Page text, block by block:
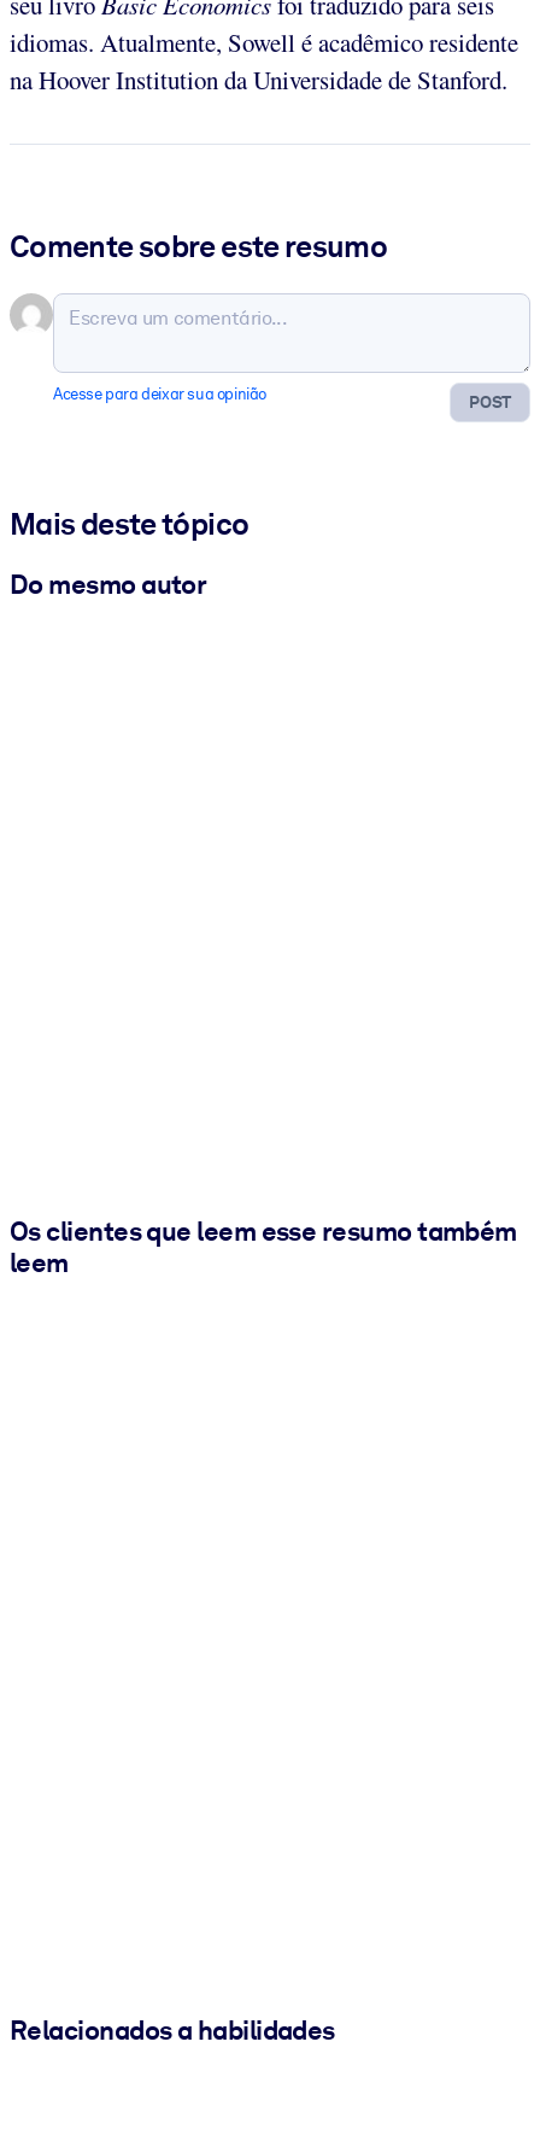
idiomas. Atualmente, Sowell é acadêmico residente
na Hoover Institution da Universidade de Stanford.
Comente sobre este resumo
POST
Acesse para deixar sua opinião
Mais deste tópico
Do mesmo autor
Os clientes que leem esse resumo também
leem
Relacionados a habilidades